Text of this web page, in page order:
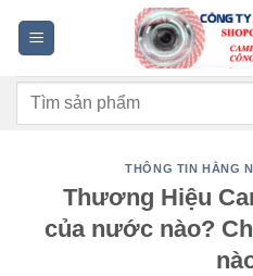
dung
Tìm
THÔNG TIN HẰNG
Thương Hiệu
của nước nào?